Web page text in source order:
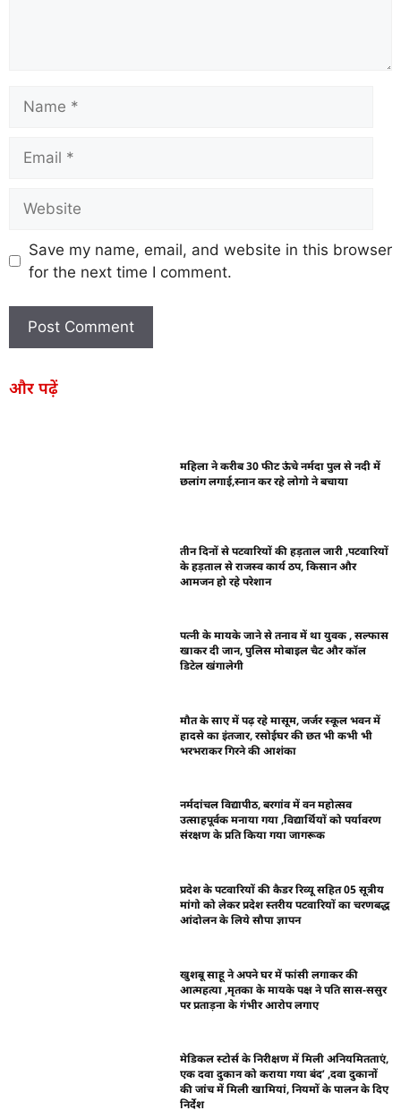
Save my name, email, and website in this browser
for the next time I comment.
और पढ़ें
महिला ने करीब 30 फीट ऊंचे नर्मदा पुल से नदी में
छलांग लगाई,स्नान कर रहे लोगो ने बचाया
तीन दिनों से पटवारियों की हड़ताल जारी ,पटवारियों
के हड़ताल से राजस्व कार्य ठप, किसान और
आमजन हो रहे परेशान
पत्नी के मायके जाने से तनाव में था युवक , सल्फास
खाकर दी जान, पुलिस मोबाइल चैट और कॉल
डिटेल खंगालेगी
मौत के साए में पढ़ रहे मासूम, जर्जर स्कूल भवन में
हादसे का इंतजार, रसोईघर की छत भी कभी भी
भरभराकर गिरने की आशंका
नर्मदांचल विद्यापीठ, बरगांव में वन महोत्सव
उत्साहपूर्वक मनाया गया ,विद्यार्थियों को पर्यावरण
संरक्षण के प्रति किया गया जागरूक
प्रदेश के पटवारियों की कैडर रिव्यू सहित 05 सूत्रीय
मांगो को लेकर प्रदेश स्तरीय पटवारियों का चरणबद्ध
आंदोलन के लिये सौपा ज्ञापन
खुशबू साहू ने अपने घर में फांसी लगाकर की
आत्महत्या ,मृतका के मायके पक्ष ने पति सास-ससुर
पर प्रताड़ना के गंभीर आरोप लगाए
मेडिकल स्टोर्स के निरीक्षण में मिली अनियमितताएं,
एक दवा दुकान को कराया गया बंद’ ,दवा दुकानों
की जांच में मिली खामियां, नियमों के पालन के दिए
निर्देश